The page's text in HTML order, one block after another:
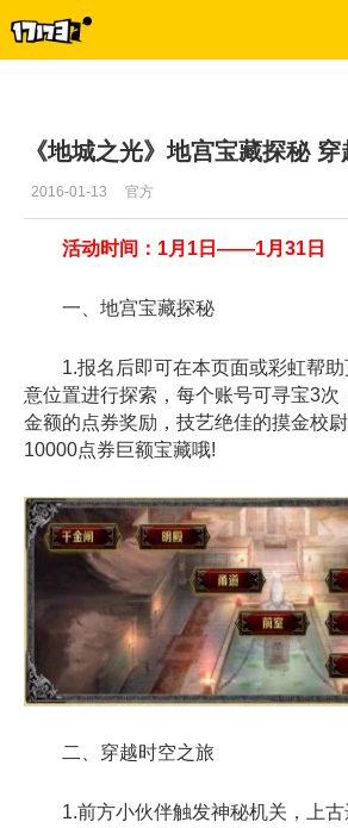
《地城之光》地宫宝藏探秘
2016-01-13 官方
活动时间：1月1日——1月31日
一、地宫宝藏探秘
1.报名后即可在本页面或彩虹帮助
意位置进行探索，每个账号可寻宝3次
金额的点券奖励，技艺绝佳的摸金校
10000点券巨额宝藏哦!
二、穿越时空之旅
1.前方小伙伴触发神秘机关，上古